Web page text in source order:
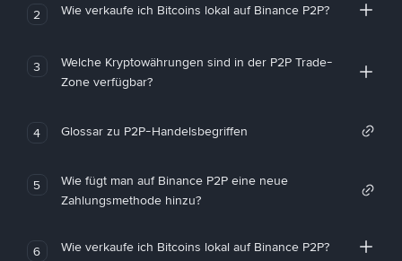
2 Wie verkaufe ich Bitcoins lokal auf Binance P2P?
3
Welche Kryptowährungen sind in der P2P Trade-
Zone verfügbar?
4 Glossar zu P2P-Handelsbegriffen
5
Wie fügt man auf Binance P2P eine neue
Zahlungsmethode hinzu?
6 Wie verkaufe ich Bitcoins lokal auf Binance P2P?